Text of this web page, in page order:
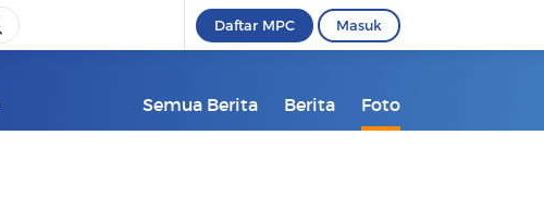
Daftar MPC Masuk
Semua Berita Berita Foto